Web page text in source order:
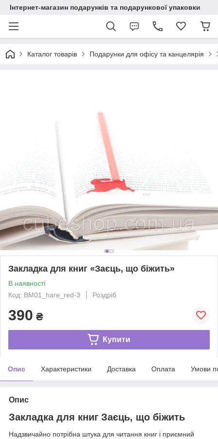
Інтернет-магазин подарунків та подарункової упаковки
Каталог товарів Подарунки для офісу та канцелярія
Закладка для книг «Заєць, що біжить»
В наявності
Код: BM01_hare_red-3
Роздріб
390 ₴
Купити
Опис Характеристики Доставка Оплата Умови
Опис
Закладка для книг Заєць, що біжить
Надзвичайно потрібна штука для читання книг і приємний